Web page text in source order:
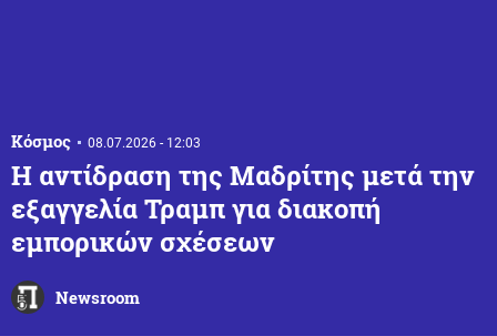
Κόσμος 08.07.2026 - 12:03
Η αντίδραση της Μαδρίτης μετά την
εξαγγελία Τραμπ για διακοπή
εμπορικών σχέσεων
Newsroom